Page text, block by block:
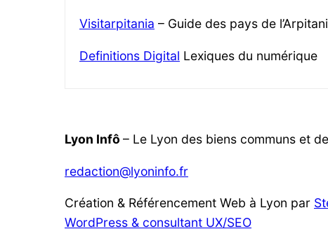
Visitarpitania – Guide des pays de
Definitions Digital Lexiques du numérique
Lyon Infô – Le Lyon des biens communs et
redaction@lyoninfo.fr
Création & Référencement Web à Lyon par
WordPress & consultant UX/SEO